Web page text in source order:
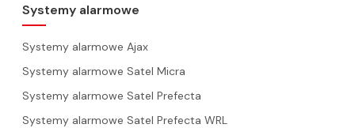
Systemy alarmowe
Systemy alarmowe Ajax
Systemy alarmowe Satel Micra
Systemy alarmowe Satel Prefecta
Systemy alarmowe Satel Prefecta WRL